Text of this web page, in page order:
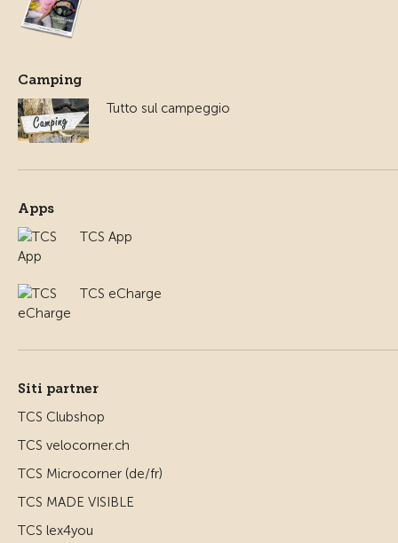
Camping
Tutto sul campeggio
Apps
TCS App
TCS eCharge
Siti partner
TCS Clubshop
TCS velocorner.ch
TCS Microcorner (de/fr)
TCS MADE VISIBLE
TCS lex4you